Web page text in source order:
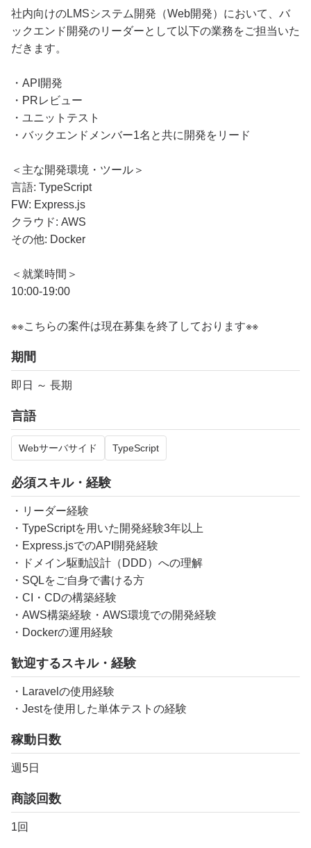
社内向けのLMSシステム開発（Web開発）において、バ
ックエンド開発のリーダーとして以下の業務をご担当いた
だきます。
・API開発
・PRレビュー
・ユニットテスト
・バックエンドメンバー1名と共に開発をリード
＜主な開発環境・ツール＞
言語: TypeScript
FW: Express.js
クラウド: AWS
その他: Docker
＜就業時間＞
10:00-19:00
※※こちらの案件は現在募集を終了しております※※
期間
即日 ～ 長期
言語
Webサーバサイド TypeScript
必須スキル・経験
・リーダー経験
・TypeScriptを用いた開発経験3年以上
・Express.jsでのAPI開発経験
・ドメイン駆動設計（DDD）への理解
・SQLをご自身で書ける方
・CI・CDの構築経験
・AWS構築経験・AWS環境での開発経験
・Dockerの運用経験
歓迎するスキル・経験
・Laravelの使用経験
・Jestを使用した単体テストの経験
稼動日数
週5日
商談回数
1回